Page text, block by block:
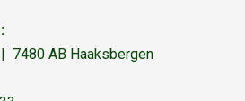
7480 AB Haaksbergen